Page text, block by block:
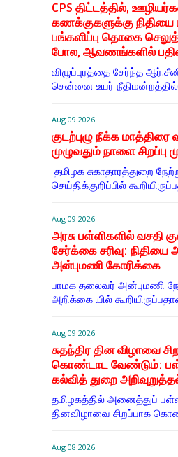
CPS திட்டத்தில்,
கணக்குகளுக்கு நிதியை
பங்களிப்பு தொகை
போல, ஆவணங்களில்
விழுப்புரத்தை சேர்ந்த
சென்னை உயர்
Aug 09 2026
குடற்புழு நீக்க
முழுவதும் நாளை சிறப்பு
தமிழக சுகாதாரத்துறை
செய்திக்குறிப்பில்
Aug 09 2026
அரசு பள்ளிகளில் வசதி
சேர்க்கை சரிவு: நிதியை
அன்புமணி கோரிக்கை
பாமக தலைவர் அன்புமணி
அறிக்கை யில்
Aug 09 2026
சுதந்திர தின விழாவை
கொண்டாட வேண்டும்:
கல்வித் துறை
தமிழகத்தில் அனைத்துப்
தினவிழாவை சிறப்பாக
Aug 08 2026